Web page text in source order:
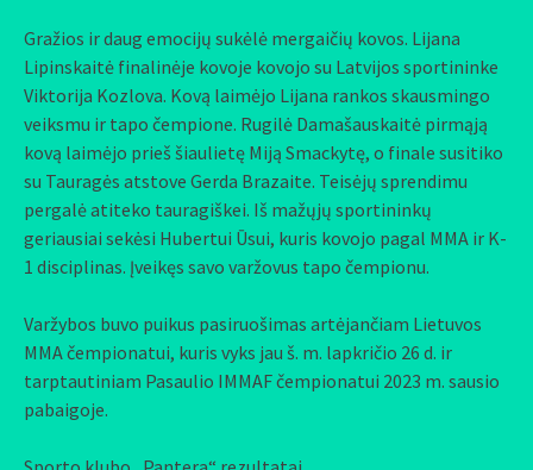
Gražios ir daug emocijų sukėlė mergaičių kovos. Lijana
Lipinskaitė finalinėje kovoje kovojo su Latvijos sportininke
Viktorija Kozlova. Kovą laimėjo Lijana rankos skausmingo
veiksmu ir tapo čempione. Rugilė Damašauskaitė pirmąją
kovą laimėjo prieš šiaulietę Miją Smackytę, o finale susitiko
su Tauragės atstove Gerda Brazaite. Teisėjų sprendimu
pergalė atiteko tauragiškei. Iš mažųjų sportininkų
geriausiai sekėsi Hubertui Ūsui, kuris kovojo pagal MMA ir K-
1 disciplinas. Įveikęs savo varžovus tapo čempionu.
Varžybos buvo puikus pasiruošimas artėjančiam Lietuvos
MMA čempionatui, kuris vyks jau š. m. lapkričio 26 d. ir
tarptautiniam Pasaulio IMMAF čempionatui 2023 m. sausio
pabaigoje.